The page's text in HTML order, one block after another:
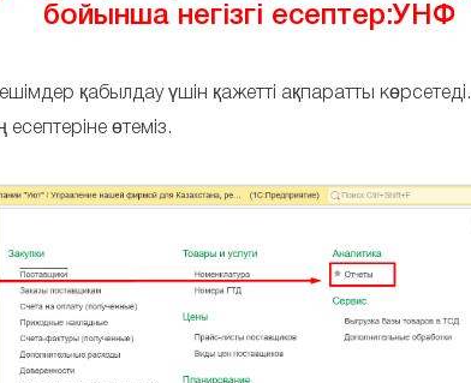
бойынша негізгі есептер:УНФ
қабылдау үшін қажетті ақпаратты көрсетеді.
есептеріне өтеміз.